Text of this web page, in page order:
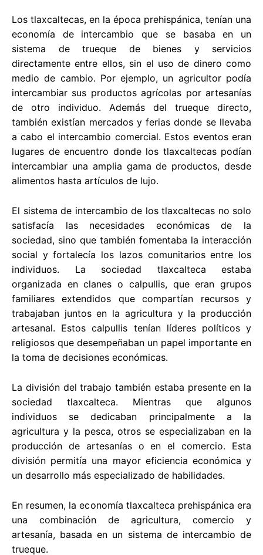
Los tlaxcaltecas, en la época prehispánica, tenían una
economía de intercambio que se basaba en un
sistema de trueque de bienes y servicios
directamente entre ellos, sin el uso de dinero como
medio de cambio. Por ejemplo, un agricultor podía
intercambiar sus productos agrícolas por artesanías
de otro individuo. Además del trueque directo,
también existían mercados y ferias donde se llevaba
a cabo el intercambio comercial. Estos eventos eran
lugares de encuentro donde los tlaxcaltecas podían
intercambiar una amplia gama de productos, desde
alimentos hasta artículos de lujo.
El sistema de intercambio de los tlaxcaltecas no solo
satisfacía las necesidades económicas de la
sociedad, sino que también fomentaba la interacción
social y fortalecía los lazos comunitarios entre los
individuos. La sociedad tlaxcalteca estaba
organizada en clanes o calpullis, que eran grupos
familiares extendidos que compartían recursos y
trabajaban juntos en la agricultura y la producción
artesanal. Estos calpullis tenían líderes políticos y
religiosos que desempeñaban un papel importante en
la toma de decisiones económicas.
La división del trabajo también estaba presente en la
sociedad tlaxcalteca. Mientras que algunos
individuos se dedicaban principalmente a la
agricultura y la pesca, otros se especializaban en la
producción de artesanías o en el comercio. Esta
división permitía una mayor eficiencia económica y
un desarrollo más especializado de habilidades.
En resumen, la economía tlaxcalteca prehispánica era
una combinación de agricultura, comercio y
artesanía, basada en un sistema de intercambio de
trueque.